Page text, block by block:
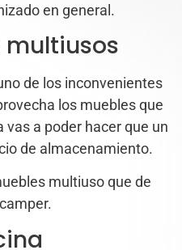
en general.
multiusos
de los inconvenientes
los muebles que
a poder hacer que un
de almacenamiento.
multiuso que de